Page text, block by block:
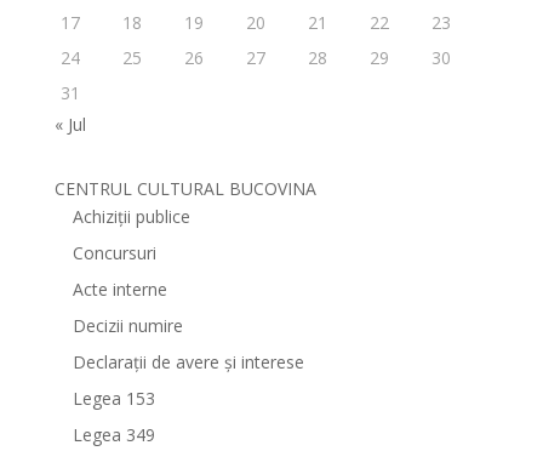
17
18 19 20 21 22
23
24
25 26 27 28 29
30
31
« Jul
CENTRUL CULTURAL BUCOVINA
Achiziții publice
Concursuri
Acte interne
Decizii numire
Declarații de avere și interese
Legea 153
Legea 349